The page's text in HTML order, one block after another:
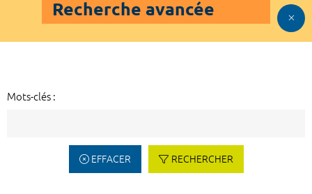
Recherche avancée
Mots-clés :
EFFACER RECHERCHER